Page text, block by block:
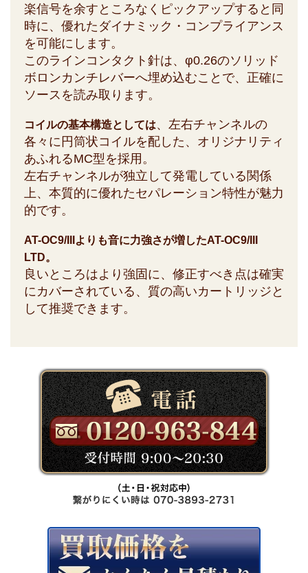
楽信号を余すところなくピックアップすると同
時に、優れたダイナミック・コンプライアンス
を可能にします。
このラインコンタクト針は、φ0.26のソリッド
ボロンカンチレバーへ埋め込むことで、正確に
ソースを読み取ります。
コイルの基本構造としては、左右チャンネルの
各々に円筒状コイルを配した、オリジナリティ
あふれるMC型を採用。
左右チャンネルが独立して発電している関係
上、本質的に優れたセパレーション特性が魅力
的です。
AT-OC9/IIIよりも音に力強さが増したAT-OC9/III
LTD。
良いところはより強固に、修正すべき点は確実
にカバーされている、質の高いカートリッジと
して推奨できます。